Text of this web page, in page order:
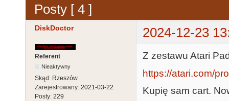
Posty [ 4 ]
DiskDoctor 2024-12-23
Referent
Nieaktywny
Skąd: Rzeszów
Zarejestrowany: 2021-03-22
Posty: 229
Z zestawu Atari
https://atari.com/
Kupię sam cart.